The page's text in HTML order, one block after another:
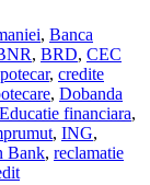
, Banca
, BRD, CEC
, credite
, Dobanda
Educatie financiara,
, ING,
Bank, reclamatie